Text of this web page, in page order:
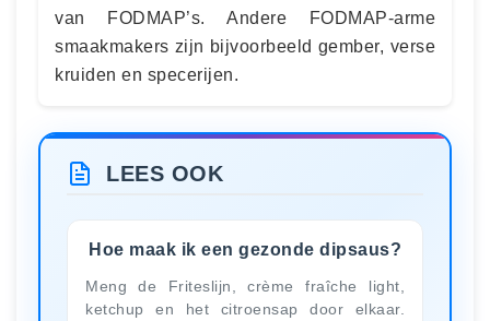
van FODMAP’s. Andere FODMAP-arme
smaakmakers zijn bijvoorbeeld gember, verse
kruiden en specerijen.
LEES OOK
Hoe maak ik een gezonde dipsaus?
Meng de Friteslijn, crème fraîche light,
ketchup en het citroensap door elkaar.